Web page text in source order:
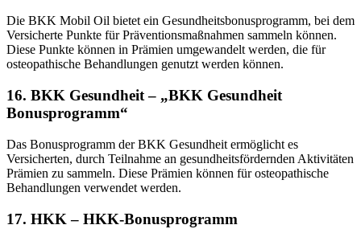
Die BKK Mobil Oil bietet ein Gesundheitsbonusprogramm, bei dem
Versicherte Punkte für Präventionsmaßnahmen sammeln können.
Diese Punkte können in Prämien umgewandelt werden, die für
osteopathische Behandlungen genutzt werden können.
16. BKK Gesundheit – „BKK Gesundheit
Bonusprogramm“
Das Bonusprogramm der BKK Gesundheit ermöglicht es
Versicherten, durch Teilnahme an gesundheitsfördernden Aktivitäten
Prämien zu sammeln. Diese Prämien können für osteopathische
Behandlungen verwendet werden.
17. HKK – HKK-Bonusprogramm